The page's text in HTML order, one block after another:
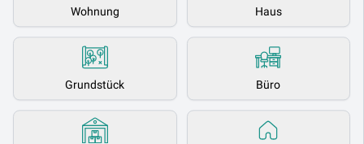
Wohnung Haus
Grundstück Büro